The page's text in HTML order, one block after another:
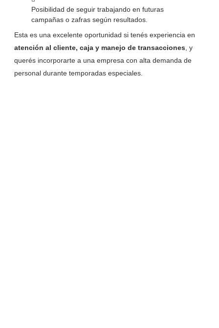
Posibilidad de seguir trabajando en futuras
campañas o zafras según resultados.
Esta es una excelente oportunidad si tenés experiencia en
atención al cliente, caja y manejo de transacciones , y
querés incorporarte a una empresa con alta demanda de
personal durante temporadas especiales.